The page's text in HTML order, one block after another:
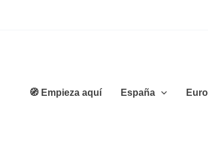
🧭 Empieza aquí España